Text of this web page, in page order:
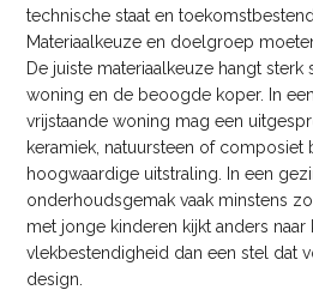
technische staat en
Materiaalkeuze en doelgroep
De juiste materiaalkeuze hangt
woning en de beoogde koper. In
vrijstaande woning mag een
keramiek, natuursteen of composiet
hoogwaardige uitstraling. In een
onderhoudsgemak vaak minstens
met jonge kinderen kijkt anders
vlekbestendigheid dan een stel dat
design.